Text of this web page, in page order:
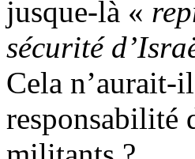
jusque-là «
sécurité
Cela n’aurait-
responsabilité